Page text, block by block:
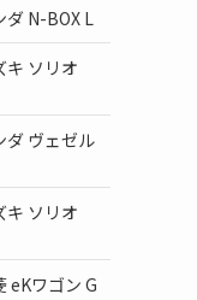
ダ N-BOX L
キ ソリオ
ダ ヴェゼル
キ ソリオ
eKワゴン G